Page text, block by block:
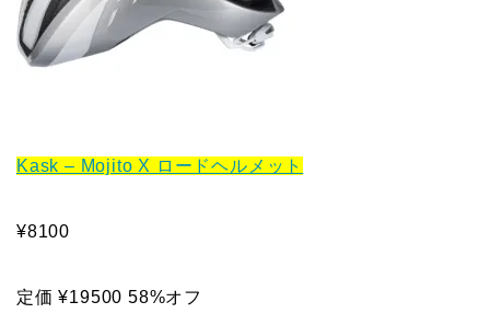
Kask – Mojito X ロードヘルメット
¥8100
定価 ¥19500 58%オフ